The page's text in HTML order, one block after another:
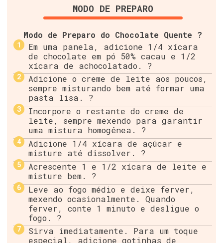
MODO DE PREPARO
Modo de Preparo do Chocolate Quente ?
Em uma panela, adicione 1/4 xícara
de chocolate em pó 50% cacau e 1/2
xícara de achocolatado. ?
Adicione o creme de leite aos poucos,
sempre misturando bem até formar uma
pasta lisa. ?
Incorpore o restante do creme de
leite, sempre mexendo para garantir
uma mistura homogênea. ?
Adicione 1/4 xícara de açúcar e
misture até dissolver. ?
Acrescente 1 e 1/2 xícara de leite e
misture bem. ?
Leve ao fogo médio e deixe ferver,
mexendo ocasionalmente. Quando
ferver, conte 1 minuto e desligue o
fogo. ?
Sirva imediatamente. Para um toque
especial, adicione gotinhas de